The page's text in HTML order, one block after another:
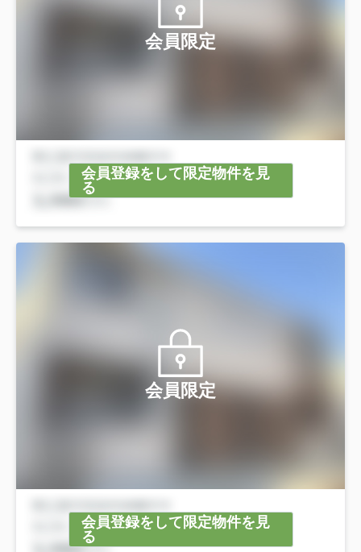
会員限定
会員登録をして限定物件を見
る
会員限定
会員登録をして限定物件を見
る